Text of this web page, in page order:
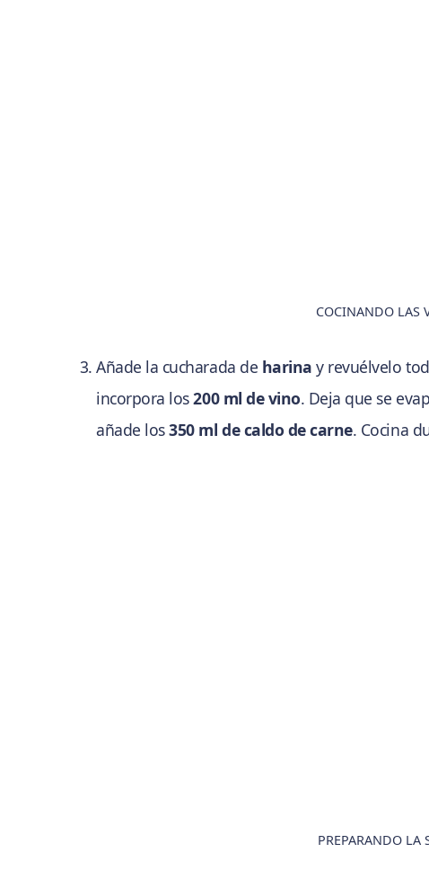
COCINANDO LAS
Añade la cucharada de harina y revuélvelo
incorpora los200 ml de vino. Deja que se
añade los350 ml de caldo de carne. Cocina
PREPARANDO LA